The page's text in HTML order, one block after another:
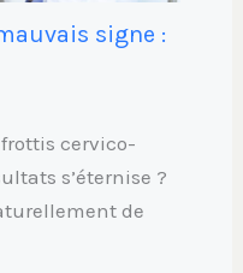
signe :
cervico-
s’éternise ?
de